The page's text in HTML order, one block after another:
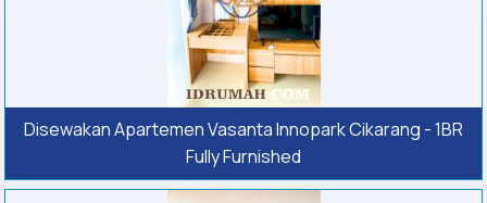
Disewakan Apartemen Vasanta Innopark Cikarang - 1BR
Fully Furnished